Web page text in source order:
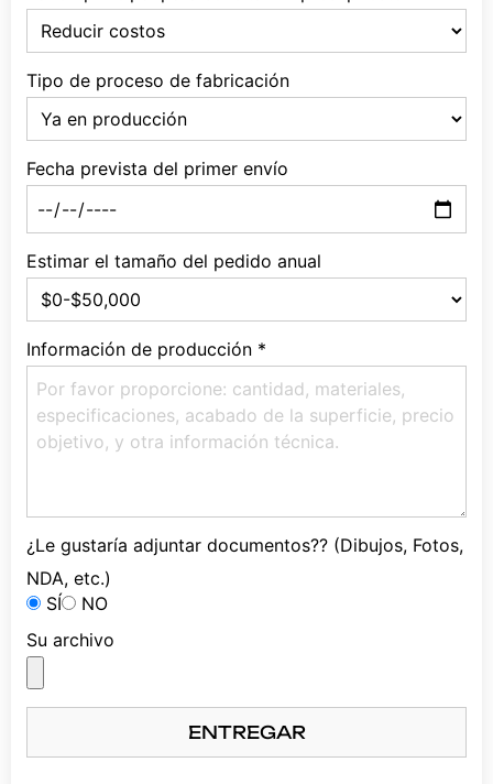
Tipo de proceso de fabricación
Fecha prevista del primer envío
Estimar el tamaño del pedido anual
Información de producción *
¿Le gustaría adjuntar documentos?? (Dibujos, Fotos,
NDA, etc.)
SÍ
NO
Su archivo
ENTREGAR